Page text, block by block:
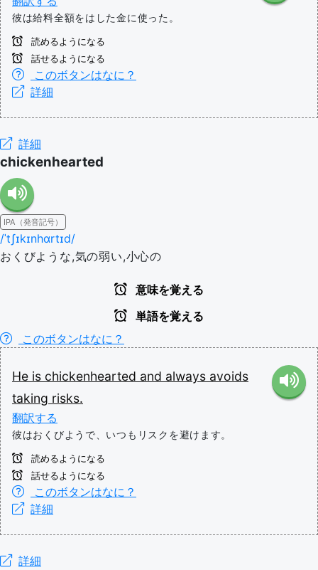
彼は給料全額をはした金に使った。
読めるようになる
話せるようになる
このボタンはなに？
詳細
詳細
chickenhearted
IPA（発音記号）
/ˈtʃɪkɪnhɑrtɪd/
おくびような,気の弱い,小心の
意味を覚える
単語を覚える
このボタンはなに？
He is chickenhearted and always avoids
taking risks.
翻訳する
彼はおくびようで、いつもリスクを避けます。
読めるようになる
話せるようになる
このボタンはなに？
詳細
詳細